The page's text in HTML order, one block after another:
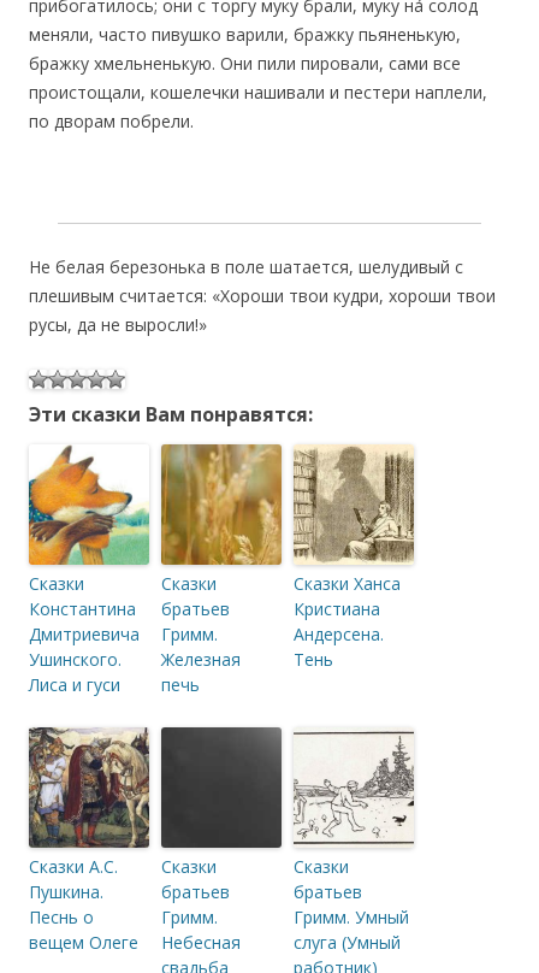
прибогатилось; они с торгу муку брали, муку на́ солод
меняли, часто пивушко варили, бражку пьяненькую,
бражку хмельненькую. Они пили пировали, сами все
проистощали, кошелечки нашивали и пестери наплели,
по дворам побрели.
Не белая березонька в поле шатается, шелудивый с
плешивым считается: «Хороши твои кудри, хороши твои
русы, да не выросли!»
Эти сказки Вам понравятся:
Сказки
Константина
Дмитриевича
Ушинского.
Лиса и гуси
Сказки
братьев
Гримм.
Железная
печь
Сказки Ханса
Кристиана
Андерсена.
Тень
Сказки А.С.
Пушкина.
Песнь о
вещем Олеге
Сказки
братьев
Гримм.
Небесная
свадьба
Сказки
братьев
Гримм. Умный
слуга (Умный
работник)